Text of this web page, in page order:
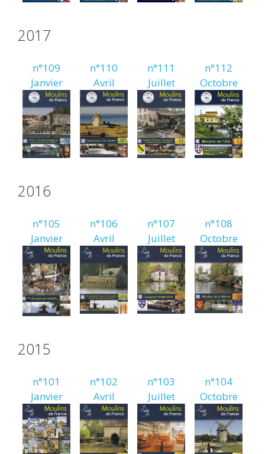
2017
n°109
Janvier
n°110
Avril
n°111
Juillet
n°112
Octobre
2016
n°105
Janvier
n°106
Avril
n°107
Juillet
n°108
Octobre
2015
n°101
Janvier
n°102
Avril
n°103
Juillet
n°104
Octobre